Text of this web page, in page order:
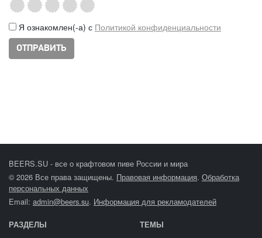
Я ознакомлен(-а) с Политикой конфиденциальности
BEERS.SU - все о крафтовом пиве России и мира
© 2026 Все права защищены. Правовая информация. Обработка
персональных данных
Email: admin@beers.su. Информация для рекламодателей
РАЗДЕЛЫ ТЕМЫ